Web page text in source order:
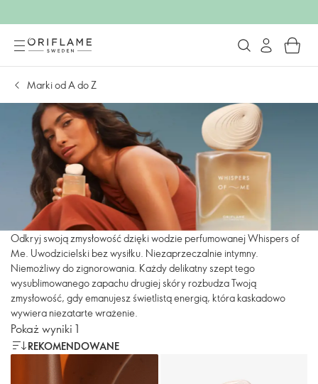
Marki od A do Z
Odkryj swoją zmysłowość dzięki wodzie perfumowanej Whispers of
Me. Uwodzicielski bez wysiłku. Niezaprzeczalnie intymny.
Niemożliwy do zignorowania. Każdy delikatny szept tego
wysublimowanego zapachu drugiej skóry rozbudza Twoją
zmysłowość, gdy emanujesz świetlistą energią, która kaskadowo
wywiera niezatarte wrażenie.
Pokaż wyniki 1
REKOMENDOWANE